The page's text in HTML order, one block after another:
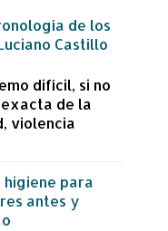
de los
Castillo
difícil, si no
de la
violencia
higiene para
antes y